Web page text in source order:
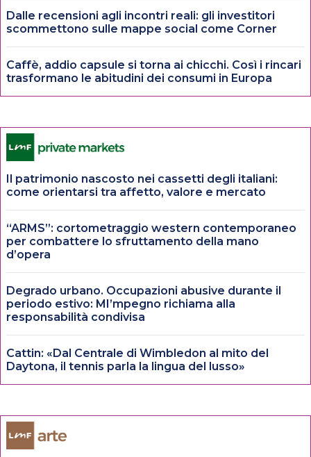
Dalle recensioni agli incontri reali: gli investitori
scommettono sulle mappe social come Corner
Caffè, addio capsule si torna ai chicchi. Così i rincari
trasformano le abitudini dei consumi in Europa
Il patrimonio nascosto nei cassetti degli italiani:
come orientarsi tra affetto, valore e mercato
“ARMS”: cortometraggio western contemporaneo
per combattere lo sfruttamento della mano
d’opera
Degrado urbano. Occupazioni abusive durante il
periodo estivo: MI’mpegno richiama alla
responsabilità condivisa
Cattin: «Dal Centrale di Wimbledon al mito del
Daytona, il tennis parla la lingua del lusso»